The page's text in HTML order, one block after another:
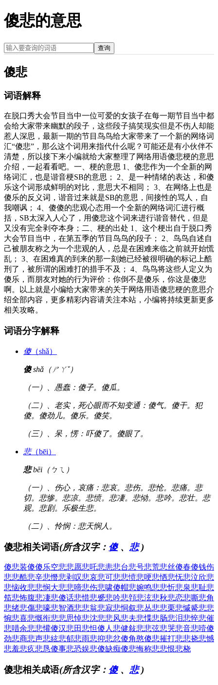
傻悲的意思
查询
傻悲
词语解释
在脱口秀大会节目当中一位可爱的女孩子在每一期节目当中都
会给大家带来幽默的段子，这些段子搞笑现实但是不伤人却能
惹人深思，最新一期的节目鸟鸟给大家带来了一个新的网络词
汇“傻悲”，那么这个词用来指代什么呢？可能还是有小伙伴不
清楚，所以接下来小编就给大家整理了网络用语傻悲梗的意思
介绍，一起看看吧。一、梗的意思 1、傻悲作为一个全新的网
络词汇，也是谐音梗SB的意思； 2、是一种情绪的表达，和傻
乐这个词形成鲜明的对比，意思大不相同； 3、在网络上也是
傻乐的反义词，谐音过来就是SB的意思，间接性的骂人，自
我嘲讽； 4、傻傻的悲观心态用一个全新的网络词汇进行概
括，SB太深入人心了，用傻悲这个词来进行谐音替代，但是
又没有完全剥夺本身；二、梗的出处 1、这个梗出自于脱口秀
大会节目当中，在第五季的节目鸟鸟的段子； 2、鸟鸟自述自
己被朋友称之为一个悲观的人，总是在困难来临之前就开始慌
乱； 3、在困难真的到来的那一刻她已经被很明确的标记上酷
刑了，被所谓的困难打的措手不及； 4、鸟鸟将这些人定义为
傻乐，而朋友对她的行为评价：你倒不是傻乐，你这是傻悲
啊。以上就是小编给大家带来的关于网络用语傻悲梗的意思介
绍全部内容，更多精彩内容请关注本站，小编将持续更新更多
相关攻略。
词语分字解释
傻（shǎ）
傻shǎ（ㄕㄚˇ）
（一）、愚蠢：傻子。傻瓜。
（二）、老实，死心眼而不知变通：傻气。傻干。犯
傻。傻劲儿。傻乐。傻笑。
（三）、呆，愣：吓傻了。傻眼了。
悲（bēi）
悲bēi（ㄅㄟ）
（一）、伤心，哀痛：悲哀。悲伤。悲怆。悲痛。悲
切。悲惨。悲凉。悲愤。悲凄。悲恸。悲吟。悲壮。悲
观。悲剧。乐极生悲。
（二）、怜悯：悲天悯人。
傻悲相关词语(所含汉字： 傻、 悲)
傻悲装傻傻乐空悲悲愿悲吒悲恚悲台悲号悲荒悲丝傻春傻钱伤
悲悲酷悲辛悲憯悲剥 叹悲哀悲可悲悲愤悲哽悲恓悲怃悲泣欣悲
悲恼收悲悲悯大悲悲啼悲伤悲啸傻帽悲婉鸣悲悲忻悲泉悲耻悲
笳悲怖腹悲凄悲傻话悲惜悲蹙悲吟悲顇悲泫悲秋悲恋悲嘶悲角
悲绪悲傷悲嚎悲智酒悲悲翁悲寂悲恫叙悲丛悲悲栗悲慽觱悲悲
惋悲喜悲慨衔悲悲思悼悲沈悲悲风悲夫悲惵悲肠悲泪悲悴悲催
悲唶余悲悲懽傻汉悲田悲怛傻人 悲健敍悲悲弦悲哭悲音悲噎傻
劲悲商悲声悲絃悲郁悲雨悲抑悲忿傻角憨傻悲摧打悲悲挠悲憾
悲羞悲疚悲恳傻事悲恐娱悲傻缺痴傻悲悔称悲悲恨悲桡
傻悲相关成语(所含汉字： 傻、 悲)